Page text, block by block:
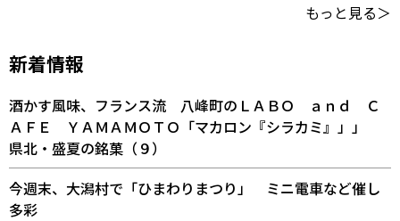
もっと見る＞
新着情報
酒かす風味、フランス流 八峰町のＬＡＢＯ ａｎｄ Ｃ
ＡＦＥ ＹＡＭＡＭＯＴＯ「マカロン『シラカミ』」」
県北・盛夏の銘菓（９）
今週末、大潟村で「ひまわりまつり」 ミニ電車など催し
多彩